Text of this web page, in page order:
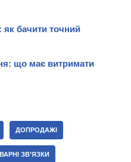
як бачити точний
що має витримати
ДОПРОДАЖІ
ЗВ’ЯЗКИ